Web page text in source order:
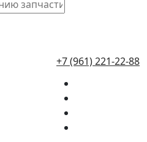
+7 (961) 221-22-88